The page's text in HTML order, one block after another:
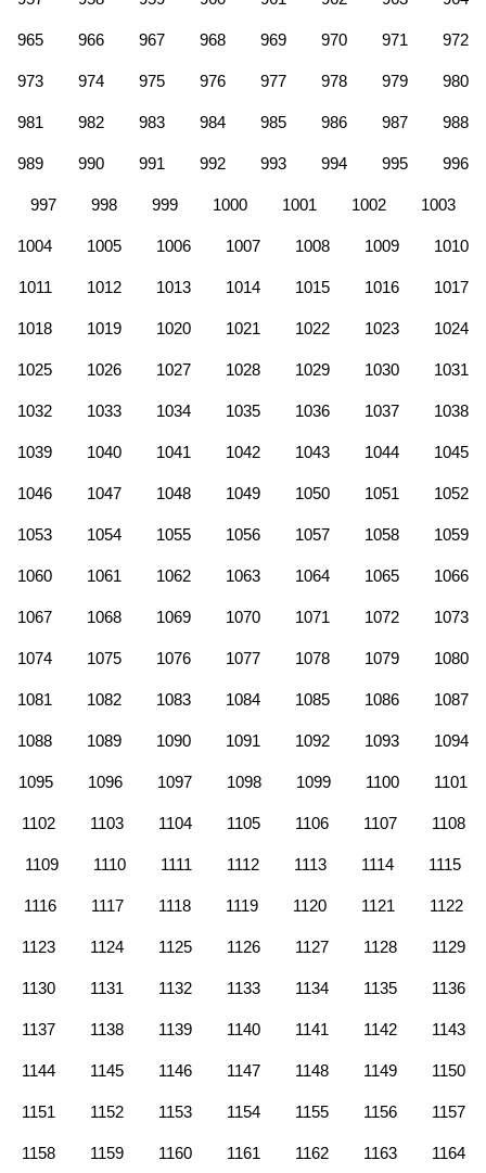
965 966 967 968 969 970 971 972
973 974 975 976 977 978 979 980
981 982 983 984 985 986 987 988
989 990 991 992 993 994 995 996
997 998 999 1000 1001 1002 1003
1004 1005 1006 1007 1008 1009 1010
1011 1012 1013 1014 1015 1016 1017
1018 1019 1020 1021 1022 1023 1024
1025 1026 1027 1028 1029 1030 1031
1032 1033 1034 1035 1036 1037 1038
1039 1040 1041 1042 1043 1044 1045
1046 1047 1048 1049 1050 1051 1052
1053 1054 1055 1056 1057 1058 1059
1060 1061 1062 1063 1064 1065 1066
1067 1068 1069 1070 1071 1072 1073
1074 1075 1076 1077 1078 1079 1080
1081 1082 1083 1084 1085 1086 1087
1088 1089 1090 1091 1092 1093 1094
1095 1096 1097 1098 1099 1100 1101
1102 1103 1104 1105 1106 1107 1108
1109 1110 1111 1112 1113 1114 1115
1116 1117 1118 1119 1120 1121 1122
1123 1124 1125 1126 1127 1128 1129
1130 1131 1132 1133 1134 1135 1136
1137 1138 1139 1140 1141 1142 1143
1144 1145 1146 1147 1148 1149 1150
1151 1152 1153 1154 1155 1156 1157
1158 1159 1160 1161 1162 1163 1164